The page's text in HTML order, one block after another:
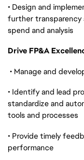
• Design and
further transparency
spend and analysis
Drive FP&A
• Manage and
• Identify and lead
standardize and
tools and processes
• Provide timely
performance